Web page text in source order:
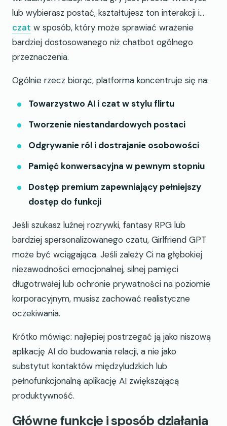
lub wybierasz postać, kształtujesz ton interakcji i…
czat w sposób, który może sprawiać wrażenie
bardziej dostosowanego niż chatbot ogólnego
przeznaczenia.
Ogólnie rzecz biorąc, platforma koncentruje się na:
Towarzystwo AI i czat w stylu flirtu
Tworzenie niestandardowych postaci
Odgrywanie ról i dostrajanie osobowości
Pamięć konwersacyjna w pewnym stopniu
Dostęp premium zapewniający pełniejszy
dostęp do funkcji
Jeśli szukasz luźnej rozrywki, fantasy RPG lub
bardziej spersonalizowanego czatu, Girlfriend GPT
może być wciągająca. Jeśli zależy Ci na głębokiej
niezawodności emocjonalnej, silnej pamięci
długotrwałej lub ochronie prywatności na poziomie
korporacyjnym, musisz zachować realistyczne
oczekiwania.
Krótko mówiąc: najlepiej postrzegać ją jako niszową
aplikację AI do budowania relacji, a nie jako
substytut kontaktów międzyludzkich lub
pełnofunkcjonalną aplikację AI zwiększającą
produktywność.
Główne funkcje i sposób działania